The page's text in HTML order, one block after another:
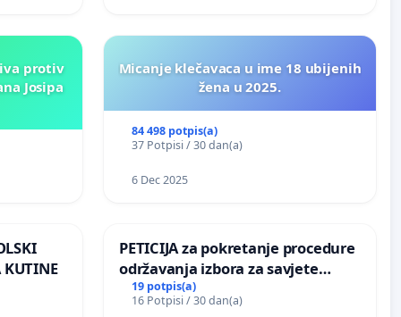
protiv
Josipa
Micanje klečavaca u ime 18 ubijenih
žena u 2025.
84 498 potpis(a)
37 Potpisi / 30 dan(a)
6 Dec 2025
KUTINE
PETICIJA za pokretanje procedure
održavanja izbora za savjete
mjesnih zajednica u Općini
Bugojno
19 potpis(a)
16 Potpisi / 30 dan(a)